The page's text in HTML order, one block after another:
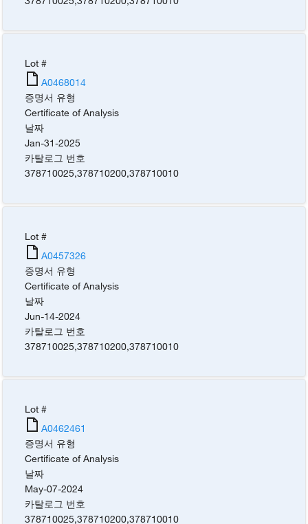
Lot #
A0468014
증명서 유형
Certificate of Analysis
날짜
Jan-31-2025
카탈로그 번호
378710025,378710200,378710010
Lot #
A0457326
증명서 유형
Certificate of Analysis
날짜
Jun-14-2024
카탈로그 번호
378710025,378710200,378710010
Lot #
A0462461
증명서 유형
Certificate of Analysis
날짜
May-07-2024
카탈로그 번호
378710025,378710200,378710010